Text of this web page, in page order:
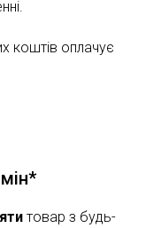
коштів оплачує
товар з будь-